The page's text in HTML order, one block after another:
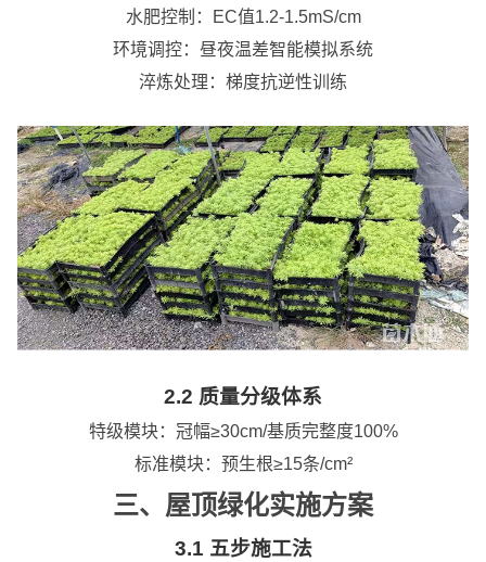
水肥控制：EC值1.2-1.5mS/cm
环境调控：昼夜温差智能模拟系统
淬炼处理：梯度抗逆性训练
2.2 质量分级体系
特级模块：冠幅≥30cm/基质完整度100%
标准模块：预生根≥15条/cm²
三、屋顶绿化实施方案
3.1 五步施工法